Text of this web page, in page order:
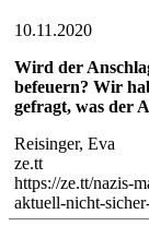
10.11.2020
Wird der
befeuern? Wir
gefragt, was der
Reisinger, Eva
ze.tt
https://ze.tt/nazis-
aktuell-nicht-